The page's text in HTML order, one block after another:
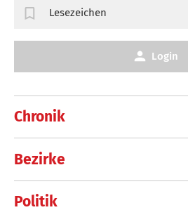
Chronik
Bezirke
Politik
Lesezeichen
Login